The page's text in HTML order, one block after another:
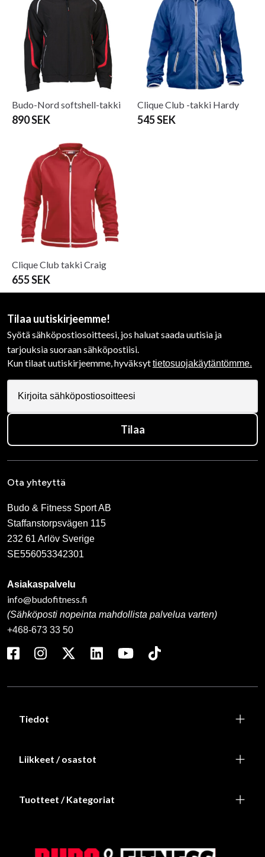
Budo-Nord softshell-takki
890 SEK
Clique Club -takki Hardy
545 SEK
Clique Club takki Craig
655 SEK
Tilaa uutiskirjeemme!
Syötä sähköpostiosoitteesi, jos haluat saada uutisia ja
tarjouksia suoraan sähköpostiisi.
Kun tilaat uutiskirjeemme, hyväksyttietosuojakäytäntömme.
Tilaa
Ota yhteyttä
Budo & Fitness Sport AB
Staffanstorpsvägen 115
232 61 Arlöv Sverige
SE556053342301
Asiakaspalvelu
info@budofitness.fi
(Sähköposti nopeinta mahdollista palvelua varten)
+468-673 33 50
Tiedot
Liikkeet / osastot
Tuotteet / Kategoriat